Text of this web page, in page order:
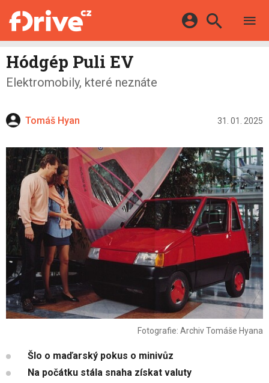
KATALOG
MAPA STANIC
DALŠÍ
HYBRIDY
E-MOTORSPORT
SERIÁLY
Facebook Google
Twitter
Hódgép Puli EV
Elektromobily, které neznáte
Tomáš Hyan 31. 01. 2025
Fotografie: Archiv Tomáše Hyana
Šlo o maďarský pokus o minivůz
Na počátku stála snaha získat valuty